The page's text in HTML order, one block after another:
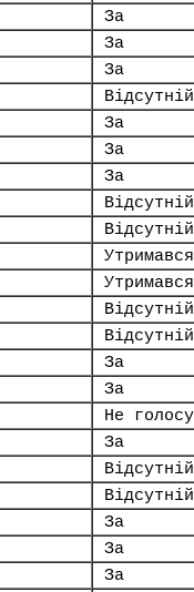
За
За
За
Відсутній
За
За
За
Відсутній
Відсутній
Утримався
Утримався
Відсутній
Відсутній
За
За
Не
За
Відсутній
Відсутній
За
За
За